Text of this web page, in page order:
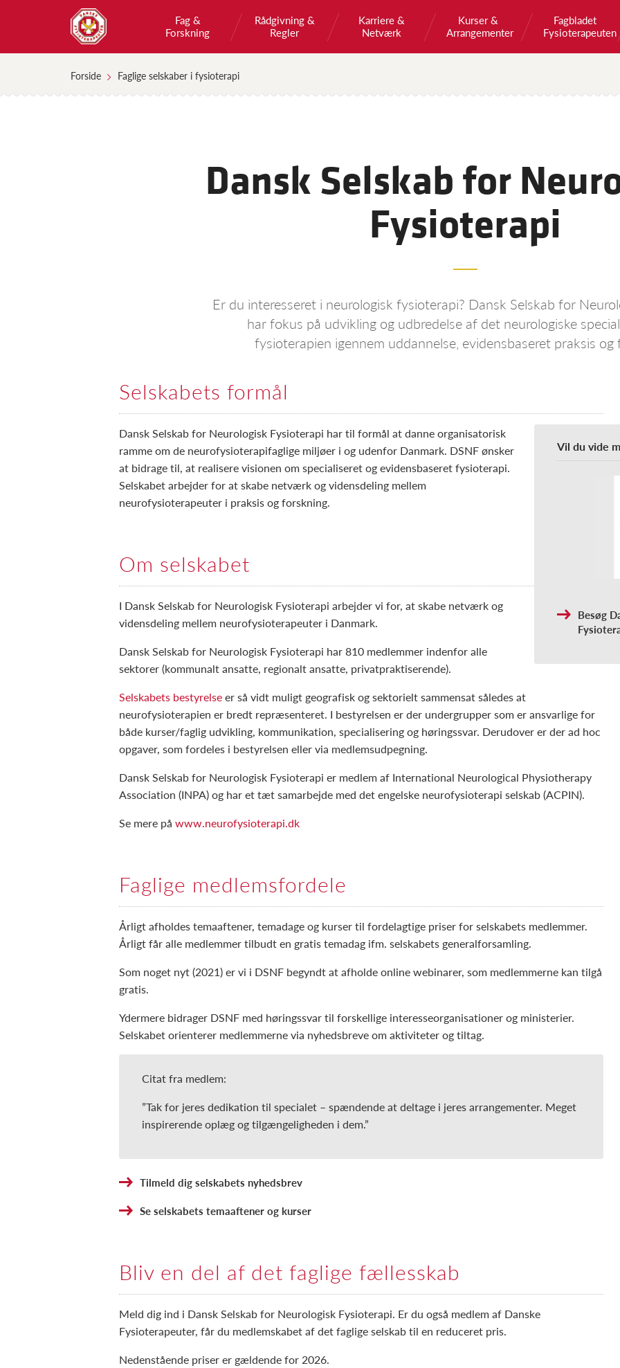
Fag &
Forskning
Rådgivning &
Regler
Karriere &
Netværk
Kurser &
Arrangementer
Fagbladet
Fysioterapeuten
Forside Faglige selskaber i fysioterapi
Dansk Selskab for
Fysioterapi
Er du interesseret i neurologisk fysioterapi? Dansk Selskab for
har fokus på udvikling og udbredelse af det neurologiske
fysioterapien igennem uddannelse, evidensbaseret praksis og
Selskabets formål
Vil du vide
Besøg
Dansk Selskab for Neurologisk Fysioterapi har til formål at danne organisatorisk
ramme om de neurofysioterapifaglige miljøer i og udenfor Danmark. DSNF ønsker
at bidrage til, at realisere visionen om specialiseret og evidensbaseret fysioterapi.
Selskabet arbejder for at skabe netværk og vidensdeling mellem
neurofysioterapeuter i praksis og forskning.
Om selskabet
I Dansk Selskab for Neurologisk Fysioterapi arbejder vi for, at skabe netværk og
vidensdeling mellem neurofysioterapeuter i Danmark.
Dansk Selskab for Neurologisk Fysioterapi har 810 medlemmer indenfor alle
sektorer (kommunalt ansatte, regionalt ansatte, privatpraktiserende).
Selskabets bestyrelseer så vidt muligt geografisk og sektorielt sammensat således at
neurofysioterapien er bredt repræsenteret. I bestyrelsen er der undergrupper som er ansvarlige for
både kurser/faglig udvikling, kommunikation, specialisering og høringssvar. Derudover er der ad hoc
opgaver, som fordeles i bestyrelsen eller via medlemsudpegning.
Dansk Selskab for Neurologisk Fysioterapi er medlem af International Neurological Physiotherapy
Association (INPA) og har et tæt samarbejde med det engelske neurofysioterapi selskab (ACPIN).
Se mere på www.neurofysioterapi.dk
Faglige medlemsfordele
Årligt afholdes temaaftener, temadage og kurser til fordelagtige priser for selskabets medlemmer.
Årligt får alle medlemmer tilbudt en gratis temadag ifm. selskabets generalforsamling.
Som noget nyt (2021) er vi i DSNF begyndt at afholde online webinarer, som medlemmerne kan tilgå
gratis.
Ydermere bidrager DSNF med høringssvar til forskellige interesseorganisationer og ministerier.
Selskabet orienterer medlemmerne via nyhedsbreve om aktiviteter og tiltag.
Citat fra medlem:
”Tak for jeres dedikation til specialet – spændende at deltage i jeres arrangementer. Meget
inspirerende oplæg og tilgængeligheden i dem.”
Tilmeld dig selskabets nyhedsbrev
Se selskabets temaaftener og kurser
Bliv en del af det faglige fællesskab
Meld dig ind i Dansk Selskab for Neurologisk Fysioterapi. Er du også medlem af Danske
Fysioterapeuter, får du medlemskabet af det faglige selskab til en reduceret pris.
Nedenstående priser er gældende for 2026.